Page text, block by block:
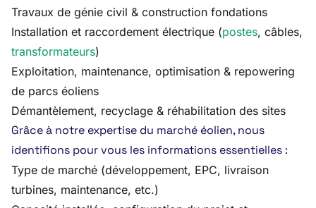
Travaux de génie civil & construction fondations
Installation et raccordement électrique (postes, câbles,
transformateurs)
Exploitation, maintenance, optimisation & repowering
de parcs éoliens
Démantèlement, recyclage & réhabilitation des sites
Grâce à notre expertise du marché éolien, nous
identifions pour vous les informations essentielles :
Type de marché (développement, EPC, livraison
turbines, maintenance, etc.)